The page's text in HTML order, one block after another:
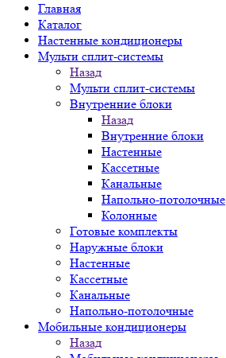
Главная
Каталог
Настенные кондиционеры
Мульти сплит-системы
Назад
Мульти сплит-системы
Внутренние блоки
Назад
Внутренние блоки
Настенные
Кассетные
Канальные
Напольно-потолочные
Колонные
Готовые комплекты
Наружные блоки
Настенные
Кассетные
Канальные
Напольно-потолочные
Мобильные кондиционеры
Назад